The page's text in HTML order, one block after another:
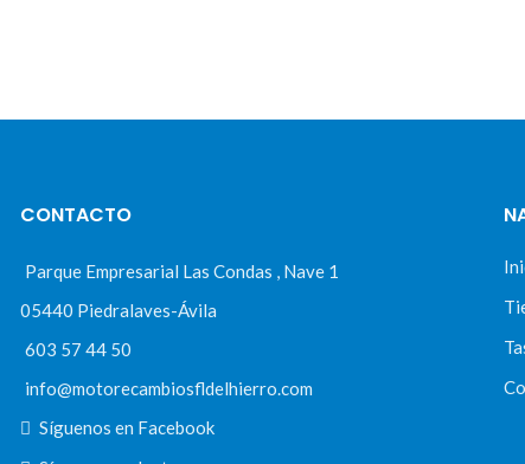
CONTACTO
Parque Empresarial Las Condas , Nave 1
05440 Piedralaves-Ávila
603 57 44 50
info@motorecambiosfldelhierro.com
Síguenos en Facebook